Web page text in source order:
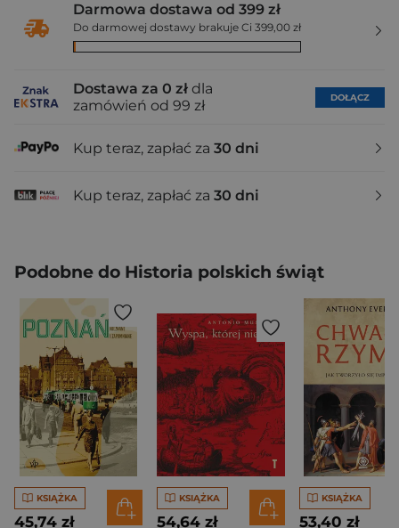
Darmowa dostawa od 399 zł
Do darmowej dostawy brakuje Ci 399,00 zł
Dostawa za 0 zł dla
zamówień od 99 zł
DOŁĄCZ
Kup teraz, zapłać za 30 dni
Kup teraz, zapłać za 30 dni
Podobne do Historia polskich świąt
KSIĄŻKA
45,74 zł
KSIĄŻKA
54,64 zł
KSIĄŻKA
53,40 zł